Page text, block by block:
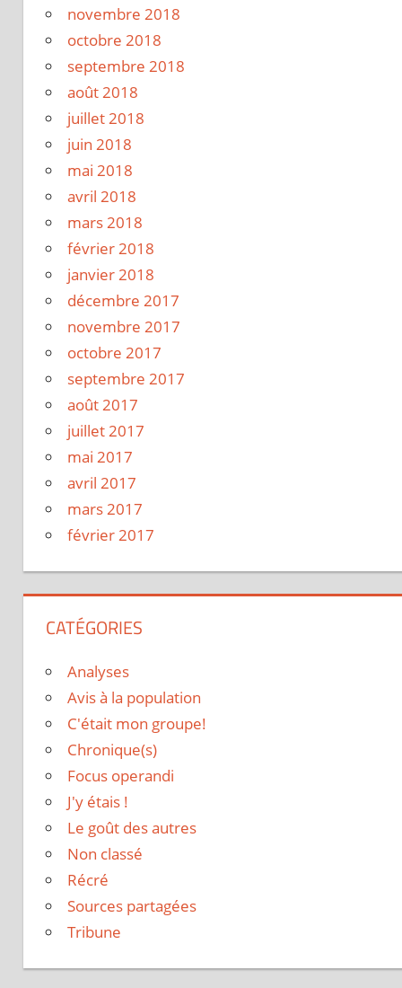
novembre 2018
octobre 2018
septembre 2018
août 2018
juillet 2018
juin 2018
mai 2018
avril 2018
mars 2018
février 2018
janvier 2018
décembre 2017
novembre 2017
octobre 2017
septembre 2017
août 2017
juillet 2017
mai 2017
avril 2017
mars 2017
février 2017
CATÉGORIES
Analyses
Avis à la population
C'était mon groupe!
Chronique(s)
Focus operandi
J'y étais !
Le goût des autres
Non classé
Récré
Sources partagées
Tribune